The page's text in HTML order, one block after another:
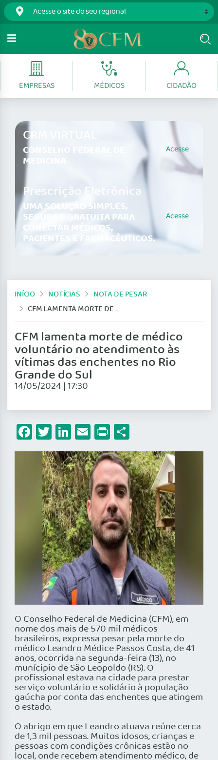
EMPRESAS MÉDICOS CIDADÃO
CRM VIRTUAL
CONSELHO FEDERAL DE
MEDICINA
Acesse
Prescrição Eletrônica
UMA SOLUÇÃO SIMPLES,
SEGURA E GRATUITA PARA
CONECTAR MÉDICOS,
PACIENTES E FARMACÊUTICOS.
Acesse
INÍCIO NOTÍCIAS
NOTA DE PESAR
CFM LAMENTA MORTE DE MÉDICO VOLUNTÁRIO NO ATENDIMENTO ÀS VÍTIMAS DAS ENCHENTES NO RIO GRANDE DO SUL
CFM lamenta morte de médico
voluntário no atendimento às
vítimas das enchentes no Rio
Grande do Sul
14/05/2024 | 17:30
Facebook
Twitter
LinkedIn
Email
Print
O Conselho Federal de Medicina (CFM), em
nome dos mais de 570 mil médicos
brasileiros, expressa pesar pela morte do
médico Leandro Médice Passos Costa, de 41
anos, ocorrida na segunda-feira (13), no
munícipio de São Leopoldo (RS). O
profissional estava na cidade para prestar
serviço voluntário e solidário à população
gaúcha por conta das enchentes que atingem
o estado.
O abrigo em que Leandro atuava reúne cerca
de 1,3 mil pessoas. Muitos idosos, crianças e
pessoas com condições crônicas estão no
local, onde recebem atendimento médico, de